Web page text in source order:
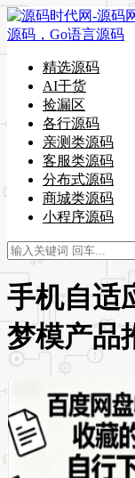
精选源码
AI干货
捡漏区
各行源码
亲测类源码
客服类源码
分布式源码
商城类源码
小程序源码
手机自适
梦模产品